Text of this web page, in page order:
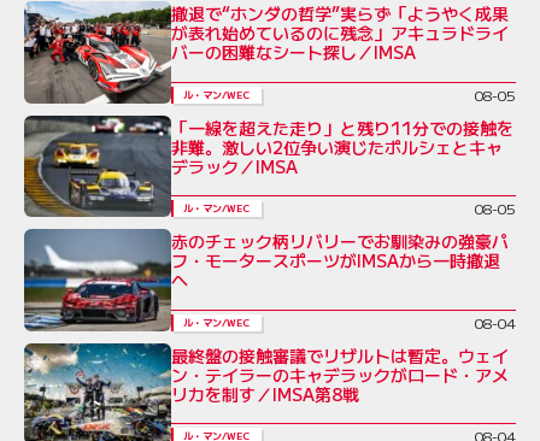
撤退で“ホンダの哲学”実らず「ようやく成果
が表れ始めているのに残念」アキュラドライ
バーの困難なシート探し／IMSA
ル・マン/WEC 08-05
「一線を超えた走り」と残り11分での接触を
非難。激しい2位争い演じたポルシェとキャ
デラック／IMSA
ル・マン/WEC 08-05
赤のチェック柄リバリーでお馴染みの強豪パ
フ・モータースポーツがIMSAから一時撤退
へ
ル・マン/WEC 08-04
最終盤の接触審議でリザルトは暫定。ウェイ
ン・テイラーのキャデラックがロード・アメ
リカを制す／IMSA第8戦
ル・マン/WEC 08-04